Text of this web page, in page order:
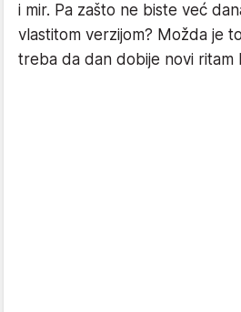
i mir. Pa zašto ne biste već
vlastitom verzijom? Možda je
treba da dan dobije novi ritam